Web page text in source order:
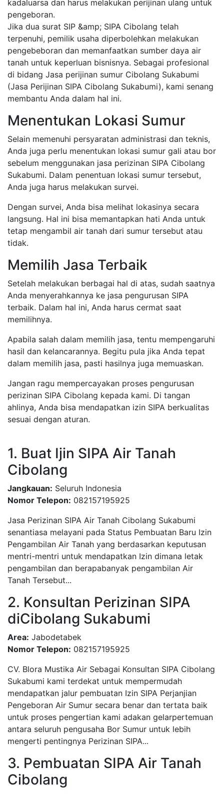
kadaluarsa dan harus melakukan perijinan ulang untuk
pengeboran.
Jika dua surat SIP &amp; SIPA Cibolang telah
terpenuhi, pemilik usaha diperbolehkan melakukan
pengebeboran dan memanfaatkan sumber daya air
tanah untuk keperluan bisnisnya. Sebagai profesional
di bidang Jasa perijinan sumur Cibolang Sukabumi
(Jasa Perijinan SIPA Cibolang Sukabumi), kami senang
membantu Anda dalam hal ini.
Menentukan Lokasi Sumur
Selain memenuhi persyaratan administrasi dan teknis,
Anda juga perlu menentukan lokasi sumur gali atau bor
sebelum menggunakan jasa perizinan SIPA Cibolang
Sukabumi. Dalam penentuan lokasi sumur tersebut,
Anda juga harus melakukan survei.
Dengan survei, Anda bisa melihat lokasinya secara
langsung. Hal ini bisa memantapkan hati Anda untuk
tetap mengambil air tanah dari sumur tersebut atau
tidak.
Memilih Jasa Terbaik
Setelah melakukan berbagai hal di atas, sudah saatnya
Anda menyerahkannya ke jasa pengurusan SIPA
terbaik. Dalam hal ini, Anda harus cermat saat
memilihnya.
Apabila salah dalam memilih jasa, tentu mempengaruhi
hasil dan kelancarannya. Begitu pula jika Anda tepat
dalam memilih jasa, pasti hasilnya juga memuaskan.
Jangan ragu mempercayakan proses pengurusan
perizinan SIPA Cibolang kepada kami. Di tangan
ahlinya, Anda bisa mendapatkan izin SIPA berkualitas
sesuai dengan aturan.
1. Buat Ijin SIPA Air Tanah
Cibolang
Jangkauan: Seluruh Indonesia
Nomor Telepon: 082157195925
Jasa Perizinan SIPA Air Tanah Cibolang Sukabumi
senantiasa melayani pada Status Pembuatan Baru Izin
Pengambilan Air Tanah yang berdasarkan keputusan
mentri-mentri untuk mendapatkan Izin dimana letak
pengambilan dan berapabanyak pengambilan Air
Tanah Tersebut...
2. Konsultan Perizinan SIPA
diCibolang Sukabumi
Area: Jabodetabek
Nomor Telepon: 082157195925
CV. Blora Mustika Air Sebagai Konsultan SIPA Cibolang
Sukabumi kami terdekat untuk mempermudah
mendapatkan jalur pembuatan Izin SIPA Perjanjian
Pengeboran Air Sumur secara benar dan tertata baik
untuk proses pengertian kami adakan gelarpertemuan
antara seluruh pengusaha Bor Sumur untuk lebih
mengerti pentingnya Perizinan SIPA...
3. Pembuatan SIPA Air Tanah
Cibolang